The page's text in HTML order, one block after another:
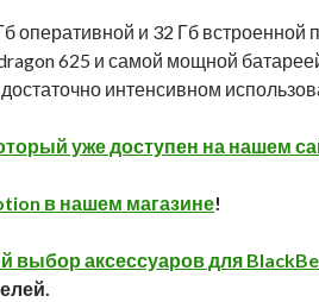
оперативной и 32 Гб встроенной
625 и самой мощной
интенсивном
уже доступен на нашем
в нашем магазине!
выбор аксессуаров для